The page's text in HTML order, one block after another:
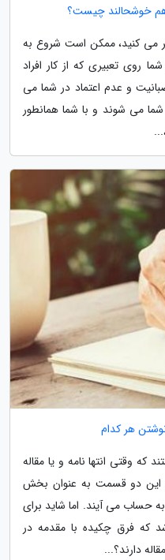
هم خوشحالند چیست؟
می کنید، ممکن است شروع به
روی تعبیری که از کار افراد
و عدم اعتماد در شما می
می شوند و با شما همانطور
هر کدام
وقتی انتها نامه و یا مقاله
این دو قسمت به عنوان بخش
حساب می آیند. اما شاید برای
که فرق چکیده با مقدمه در
دارند؟...